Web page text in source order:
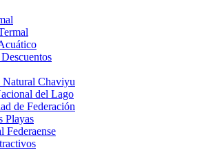
Natural Chaviyu
del Lago
de Federación
Playas
Federaense